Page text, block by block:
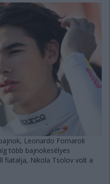
Leonardo Fornaroli
több bajnokesélyes
fiatalja, Nikola Tsolov volt a